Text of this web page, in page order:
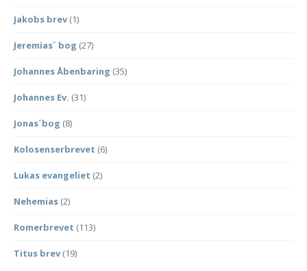
Jakobs brev (1)
Jeremias´ bog (27)
Johannes Åbenbaring (35)
Johannes Ev. (31)
Jonas´bog (8)
Kolosenserbrevet (6)
Lukas evangeliet (2)
Nehemias (2)
Romerbrevet (113)
Titus brev (19)